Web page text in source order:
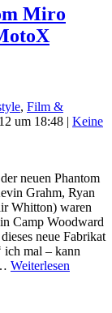
Miro
, Film &
um 18:48 | Keine
neuen Phantom
Grahm, Ryan
Whitton) waren
Camp Woodward
neue Fabrikat
ich mal – kann
Weiterlesen